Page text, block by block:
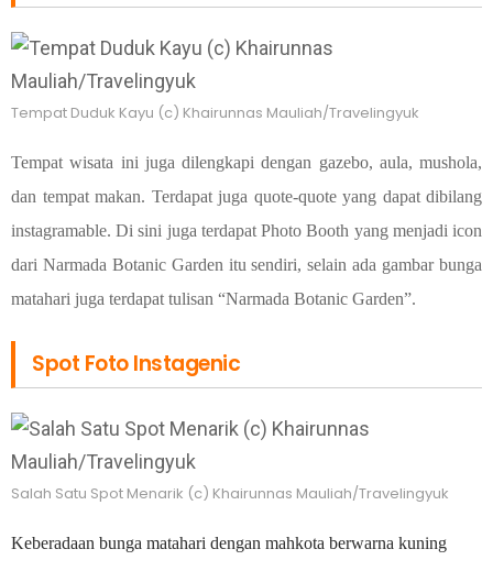
Tempat Duduk Kayu (c) Khairunnas Mauliah/Travelingyuk
Tempat wisata ini juga dilengkapi dengan gazebo, aula, mushola,
dan tempat makan. Terdapat juga quote-quote yang dapat dibilang
instagramable. Di sini juga terdapat Photo Booth yang menjadi icon
dari Narmada Botanic Garden itu sendiri, selain ada gambar bunga
matahari juga terdapat tulisan “Narmada Botanic Garden”.
Spot Foto Instagenic
Salah Satu Spot Menarik (c) Khairunnas Mauliah/Travelingyuk
Keberadaan bunga matahari dengan mahkota berwarna kuning